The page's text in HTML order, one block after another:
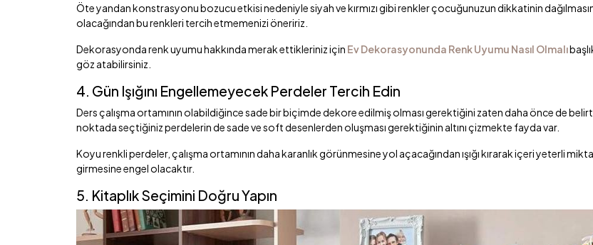
Öte yandan konstrasyonu bozucu etkisi nedeniyle siyah ve kırmızı gibi renkler çocuğunuzun dikkatinin
olacağından bu renkleri tercih etmemenizi öneririz.
Dekorasyonda renk uyumu hakkında merak ettikleriniz için Ev Dekorasyonunda Renk Uyumu Nasıl Olmalı
göz atabilirsiniz.
4. Gün Işığını Engellemeyecek Perdeler Tercih Edin
Ders çalışma ortamının olabildiğince sade bir biçimde dekore edilmiş olması gerektiğini zaten daha önce de
noktada seçtiğiniz perdelerin de sade ve soft desenlerden oluşması gerektiğinin altını çizmekte fayda var.
Koyu renkli perdeler, çalışma ortamının daha karanlık görünmesine yol açacağından ışığı kırarak içeri yeterli
girmesine engel olacaktır.
5. Kitaplık Seçimini Doğru Yapın